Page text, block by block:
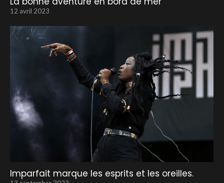
12 avril 2023
Imparfait marque les esprits et les oreilles.